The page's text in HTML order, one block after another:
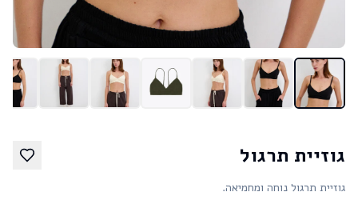
גוזיית תרגול
גוזיית תרגול נוחה ומחמיאה.